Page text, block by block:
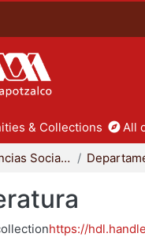
& Collections All
División de Ciencias Sociales y Humanidades
https://